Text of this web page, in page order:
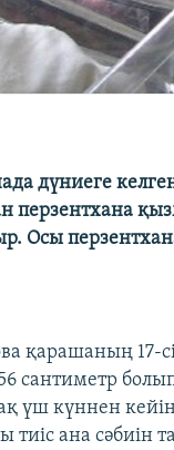
дүниеге
перзентхана
Осы
қарашаның 17-
сантиметр
үш күннен
ана сәбиін